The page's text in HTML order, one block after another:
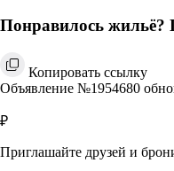
Понравилось жильё?
Копировать ссылку
Объявление №1954680
₽
Приглашайте друзей и